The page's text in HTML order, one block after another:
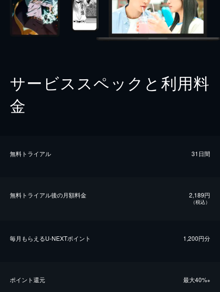
サービススペックと利用料
金
無料トライアル 31日間
無料トライアル後の⽉額料金 2,189円
（税込）
毎⽉もらえるU-NEXTポイント 1,200円分
ポイント還元 最⼤40%※